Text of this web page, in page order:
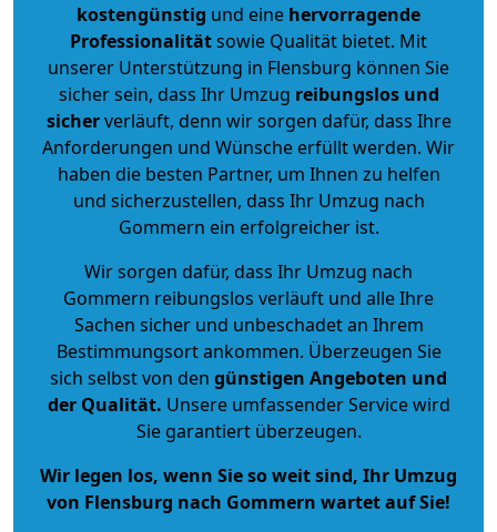
kostengünstig und eine hervorragende
Professionalitätsowie Qualität bietet. Mit
unserer Unterstützung in Flensburg können Sie
sicher sein, dass Ihr Umzug reibungslos und
sicherverläuft, denn wir sorgen dafür, dass Ihre
Anforderungen und Wünsche erfüllt werden. Wir
haben die besten Partner, um Ihnen zu helfen
und sicherzustellen, dass Ihr Umzug nach
Gommern ein erfolgreicher ist.
Wir sorgen dafür, dass Ihr Umzug nach
Gommern reibungslos verläuft und alle Ihre
Sachen sicher und unbeschadet an Ihrem
Bestimmungsort ankommen. Überzeugen Sie
sich selbst von den günstigen Angeboten und
der Qualität. Unsere umfassender Service wird
Sie garantiert überzeugen.
Wir legen los, wenn Sie so weit sind, Ihr Umzug
von Flensburg nach Gommern wartet auf Sie!